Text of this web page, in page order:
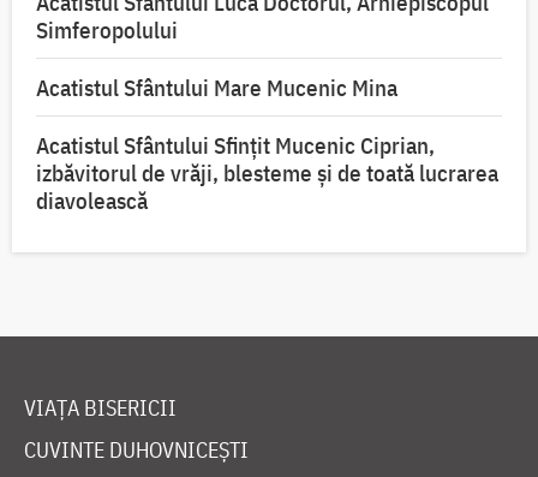
Simferopolului
Acatistul Sfântului Mare Mucenic Mina
Acatistul Sfântului Sfințit Mucenic Ciprian,
izbăvitorul de vrăji, blesteme și de toată lucrarea
diavolească
VIAȚA BISERICII
CUVINTE DUHOVNICEȘTI